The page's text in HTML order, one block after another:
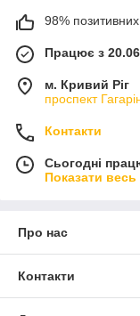
98% позитивних
Працює з
м. Кривий Ріг
проспект
Контакти
Сьогодні
Показати
Про нас
Контакти